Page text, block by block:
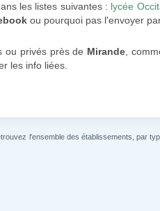
les listes suivantes : lycée
ou pourquoi pas l'envoyer
ou privés près de Mirande ,
les info liées.
l'ensemble des établissements, par